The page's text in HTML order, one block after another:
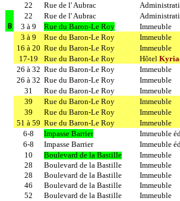
22
Rue de l' Aubrac
22
Rue de l' Aubrac
B 3 à 9 Rue du Baron-Le Roy Immeuble
3 à 9
Rue du Baron-Le Roy Immeuble
16 à 20 Rue du Baron-Le Roy Immeuble
17-19
Rue du Baron-Le Roy Hôtel
26 à 32 Rue du Baron-Le Roy Immeuble
26 à 32 Rue du Baron-Le Roy Immeuble
31
Rue du Baron-Le Roy Immeuble
39
Rue du Baron-Le Roy Immeuble
39
Rue du Baron-Le Roy Immeuble
51 à 59 Rue du Baron-Le Roy Immeuble
6-8
Impasse Barrier Immeuble
6-8
Impasse Barrier Immeuble
10
Boulevard de la Bastille Immeuble
28
Boulevard de la Bastille Immeuble
28
Boulevard de la Bastille Immeuble
46
Boulevard de la Bastille Immeuble
52
Boulevard de la Bastille Immeuble